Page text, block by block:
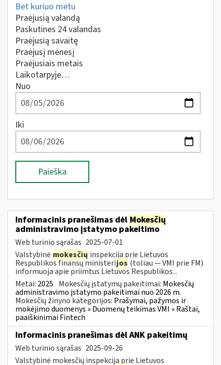
Bet kuriuo metu
Praėjusią valandą
Paskutines 24 valandas
Praėjusią savaitę
Praėjusį mėnesį
Praėjusiais metais
Laikotarpyje…
Nuo
Iki
Paieška
Informacinis pranešimas dėl Mokesčių
administravimo įstatymo pakeitimo
Web turinio sąrašas 2025-07-01
Valstybinė mokesčių inspekcija prie Lietuvos
Respublikos finansų ministerijos (toliau — VMI prie FM)
informuoja apie priimtus Lietuvos Respublikos...
Metai: 2025 Mokesčių įstatymų pakeitimai: Mokesčių
administravimo įstatymo pakeitimai nuo 2026 m.
Mokesčių žinyno kategorijos: Prašymai, pažymos ir
mokėjimo duomenys » Duomenų teikimas VMI » Raštai,
paaiškinimai Fintech
Informacinis pranešimas dėl ANK pakeitimų
Web turinio sąrašas 2025-09-26
Valstybinė mokesčių inspekcija prie Lietuvos